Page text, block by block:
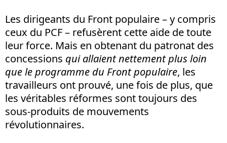
Les dirigeants du Front populaire – y compris
ceux du PCF – refusèrent cette aide de toute
leur force. Mais en obtenant du patronat des
concessions qui allaient nettement plus loin
que le programme du Front populaire, les
travailleurs ont prouvé, une fois de plus, que
les véritables réformes sont toujours des
sous-produits de mouvements
révolutionnaires.